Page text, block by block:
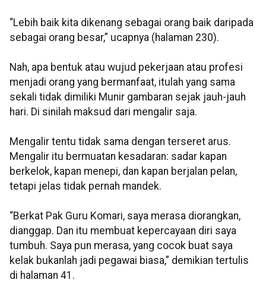
“Lebih baik kita dikenang sebagai orang baik daripada
sebagai orang besar,” ucapnya (halaman 230).
Nah, apa bentuk atau wujud pekerjaan atau profesi
menjadi orang yang bermanfaat, itulah yang sama
sekali tidak dimiliki Munir gambaran sejak jauh-jauh
hari. Di sinilah maksud dari mengalir saja.
Mengalir tentu tidak sama dengan terseret arus.
Mengalir itu bermuatan kesadaran: sadar kapan
berkelok, kapan menepi, dan kapan berjalan pelan,
tetapi jelas tidak pernah mandek.
“Berkat Pak Guru Komari, saya merasa diorangkan,
dianggap. Dan itu membuat kepercayaan diri saya
tumbuh. Saya pun merasa, yang cocok buat saya
kelak bukanlah jadi pegawai biasa,” demikian tertulis
di halaman 41.